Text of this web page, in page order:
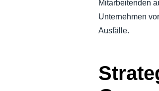
Mitarbeitenden
Unternehmen
Ausfälle.